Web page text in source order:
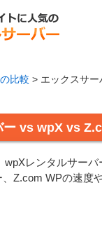
比較 > エックスサ
ー vs wpX vs
レンタルサーバ
Z.com WPの速度